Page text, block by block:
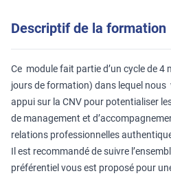
Descriptif de la formation
Ce module fait partie d’un cycle de 4
jours de formation) dans lequel
appui sur la CNV pour potentialiser
de management et
relations professionnelles
Il est recommandé de suivre
préférentiel vous est proposé pour